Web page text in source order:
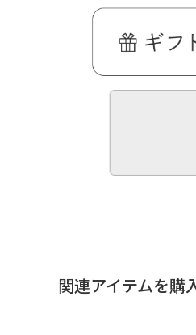
ガバッと開いて出し入れ
昔ながらの背負子（しょ
A4サイズもお弁当やマイ
＞納期についてのご案内
関連アイテムを購